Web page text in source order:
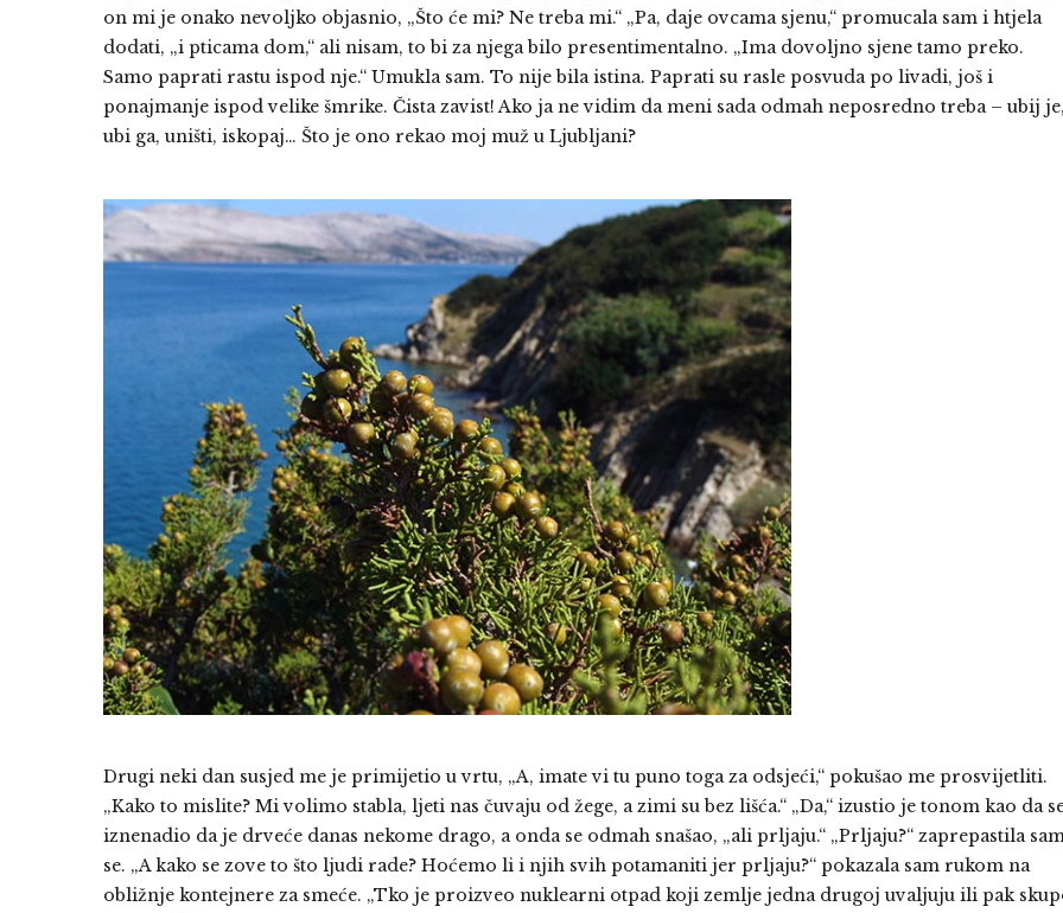
on mi je onako nevoljko objasnio, „Što će mi? Ne treba mi.“ „Pa, daje ovcama sjenu,“ promucala sam i htjela
dodati, „i pticama dom,“ ali nisam, to bi za njega bilo presentimentalno. „Ima dovoljno sjene tamo preko.
Samo paprati rastu ispod nje.“ Umukla sam. To nije bila istina. Paprati su rasle posvuda po livadi, još i
ponajmanje ispod velike šmrike. Čista zavist! Ako ja ne vidim da meni sada odmah neposredno treba – ubij je,
ubi ga, uništi, iskopaj… Što je ono rekao moj muž u Ljubljani?
Drugi neki dan susjed me je primijetio u vrtu, „A, imate vi tu puno toga za odsjeći,“ pokušao me prosvijetliti.
„Kako to mislite? Mi volimo stabla, ljeti nas čuvaju od žege, a zimi su bez lišća.“ „Da,“ izustio je tonom kao da
iznenadio da je drveće danas nekome drago, a onda se odmah snašao, „ali prljaju.“ „Prljaju?“ zaprepastila
se. „A kako se zove to što ljudi rade? Hoćemo li i njih svih potamaniti jer prljaju?“ pokazala sam rukom na
obližnje kontejnere za smeće. „Tko je proizveo nuklearni otpad koji zemlje jedna drugoj uvaljuju ili pak